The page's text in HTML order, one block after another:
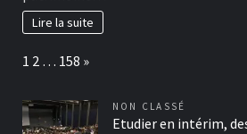
Lire la suite
Page:
1 2 … 158 Next
»
NON CLASSÉ
Etudier en intérim,